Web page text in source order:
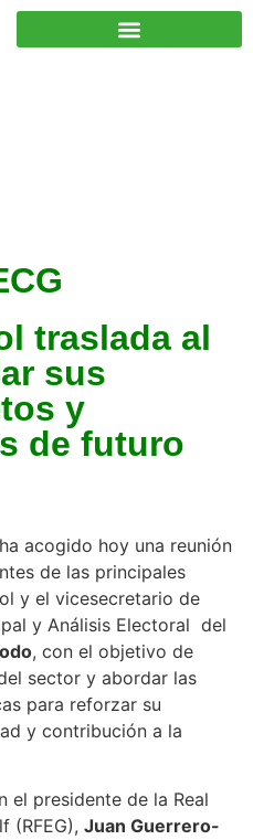
traslada al
sus
y
de futuro
acogido hoy una reunión
de las principales
y el vicesecretario de
y Análisis Electoral del
, con el objetivo de
sector y abordar las
para reforzar su
y contribución a la
el presidente de la Real
(RFEG), Juan Guerrero-